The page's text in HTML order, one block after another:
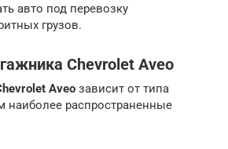
авто под перевозку
грузов.
Chevrolet Aveo
Aveo зависит от типа
наиболее распространенные